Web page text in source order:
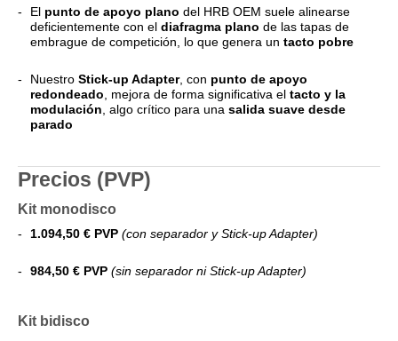
El punto de apoyo plano del HRB OEM suele alinearse
deficientemente con el diafragma plano de las tapas de
embrague de competición, lo que genera un tacto pobre
Nuestro Stick-up Adapter, con punto de apoyo
redondeado , mejora de forma significativa el tacto y la
modulación , algo crítico para una salida suave desde
parado
Precios (PVP)
Kit monodisco
1.094,50 € PVP (con separador y Stick-up Adapter)
984,50 € PVP (sin separador ni Stick-up Adapter)
Kit bidisco